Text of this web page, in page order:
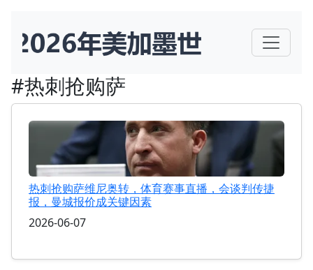
#热刺抢购萨
热刺抢购萨维尼奥转，体育赛事直播，会谈判传捷
报，曼城报价成关键因素
2026-06-07